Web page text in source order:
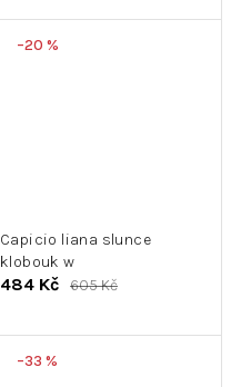
–20 %
Capicio liana slunce
klobouk w
484 Kč 605 Kč
–33 %